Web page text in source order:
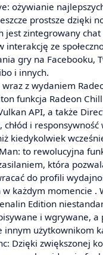
ożywianie
prostsze dzięki
jest zintegrowany
interakcję ze
gry na Facebooku,
i innych.
wraz z wydaniem
funkcja Radeon
API, a także
chłód i
kiedykolwiek
to rewolucyjna
która
do profili
każdym momencie .
Edition
i wgrywane, a
innym użytkownikom
Dzięki zwiększonej